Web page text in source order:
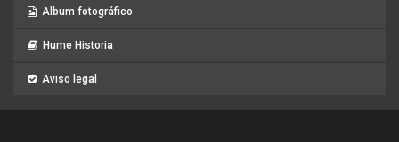
Album fotográfico
Hume Historia
Aviso legal